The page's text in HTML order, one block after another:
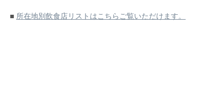
■ 所在地別飲食店リストはこちらご覧いただけます。